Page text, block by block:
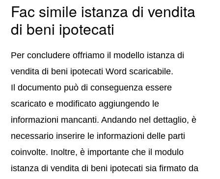
Fac simile istanza di vendita
di beni ipotecati
Per concludere offriamo il modello istanza di
vendita di beni ipotecati Word scaricabile.
Il documento può di conseguenza essere
scaricato e modificato aggiungendo le
informazioni mancanti. Andando nel dettaglio, è
necessario inserire le informazioni delle parti
coinvolte. Inoltre, è importante che il modulo
istanza di vendita di beni ipotecati sia firmato da